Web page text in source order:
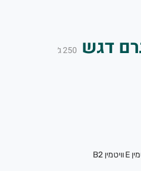
שנקטפים טריים על
250ג׳